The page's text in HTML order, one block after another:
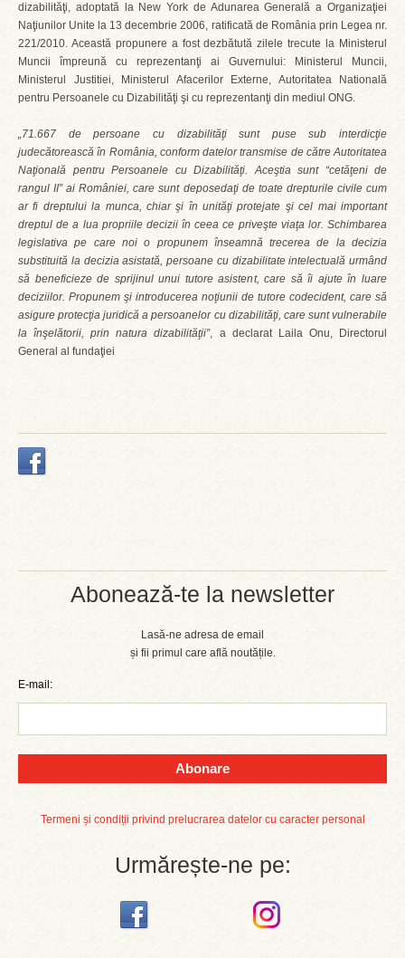
Abonează-te la newsletter
Lasă-ne adresa de email
și fii primul care află noutățile.
E-mail:
Abonare
Termeni și condiții privind prelucrarea datelor cu caracter personal
Urmărește-ne pe:
dizabilităţi, adoptată la New York de Adunarea Generală a Organizaţiei
Naţiunilor Unite la 13 decembrie 2006, ratificată de România prin Legea nr.
221/2010. Această propunere a fost dezbătută zilele trecute la Ministerul
Muncii împreună cu reprezentanţi ai Guvernului: Ministerul Muncii,
Ministerul Justitiei, Ministerul Afacerilor Externe, Autoritatea Natională
pentru Persoanele cu Dizabilităţi şi cu reprezentanţi din mediul ONG.
„71.667 de persoane cu dizabilităţi sunt puse sub interdicţie
judecătorească în România, conform datelor transmise de către Autoritatea
Naţională pentru Persoanele cu Dizabilităţi. Aceştia sunt “cetăţeni de
rangul II” ai României, care sunt deposedaţi de toate drepturile civile cum
ar fi dreptului la munca, chiar şi în unităţi protejate şi cel mai important
dreptul de a lua propriile decizii în ceea ce priveşte viaţa lor. Schimbarea
legislativa pe care noi o propunem înseamnă trecerea de la decizia
substituită la decizia asistată, persoane cu dizabilitate intelectuală urmând
să beneficieze de sprijinul unui tutore asistent, care să îi ajute în luare
deciziilor. Propunem şi introducerea noţiunii de tutore codecident, care să
asigure protecţia juridică a persoanelor cu dizabilităţi, care sunt vulnerabile
la înşelătorii, prin natura dizabilităţii”, a declarat Laila Onu, Directorul
General al fundaţiei